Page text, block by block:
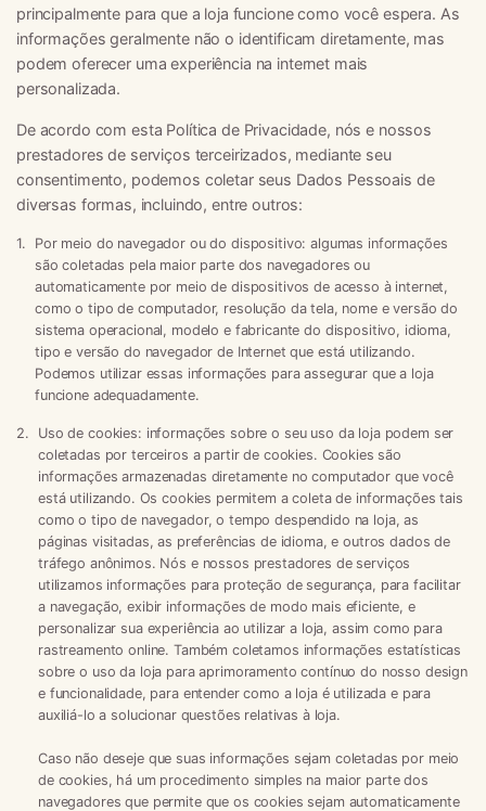
principalmente para que a loja funcione como você espera. As
informações geralmente não o identificam diretamente, mas
podem oferecer uma experiência na internet mais
personalizada.
De acordo com esta Política de Privacidade, nós e nossos
prestadores de serviços terceirizados, mediante seu
consentimento, podemos coletar seus Dados Pessoais de
diversas formas, incluindo, entre outros:
Por meio do navegador ou do dispositivo: algumas informações
são coletadas pela maior parte dos navegadores ou
automaticamente por meio de dispositivos de acesso à internet,
como o tipo de computador, resolução da tela, nome e versão do
sistema operacional, modelo e fabricante do dispositivo, idioma,
tipo e versão do navegador de Internet que está utilizando.
Podemos utilizar essas informações para assegurar que a loja
funcione adequadamente.
Uso de cookies: informações sobre o seu uso da loja podem ser
coletadas por terceiros a partir de cookies. Cookies são
informações armazenadas diretamente no computador que você
está utilizando. Os cookies permitem a coleta de informações tais
como o tipo de navegador, o tempo despendido na loja, as
páginas visitadas, as preferências de idioma, e outros dados de
tráfego anônimos. Nós e nossos prestadores de serviços
utilizamos informações para proteção de segurança, para facilitar
a navegação, exibir informações de modo mais eficiente, e
personalizar sua experiência ao utilizar a loja, assim como para
rastreamento online. Também coletamos informações estatísticas
sobre o uso da loja para aprimoramento contínuo do nosso design
e funcionalidade, para entender como a loja é utilizada e para
auxiliá-lo a solucionar questões relativas à loja.
Caso não deseje que suas informações sejam coletadas por meio
de cookies, há um procedimento simples na maior parte dos
navegadores que permite que os cookies sejam automaticamente